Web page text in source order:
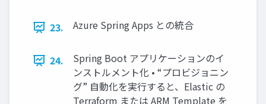
23. Azure Spring Apps との統合
24.
Spring Boot アプリケーションのイ
ンストルメント化 • “プロビジョニン
グ” ⾃動化を実⾏すると、Elastic の
Terraform または ARM Template を